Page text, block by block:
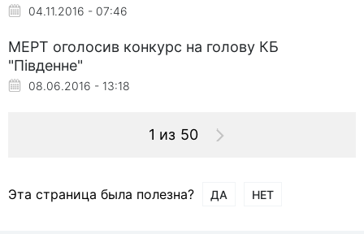
04.11.2016 - 07:46
МЕРТ оголосив конкурс на голову КБ
"Південне"
08.06.2016 - 13:18
1 из 50
Эта страница была полезна? ДА НЕТ